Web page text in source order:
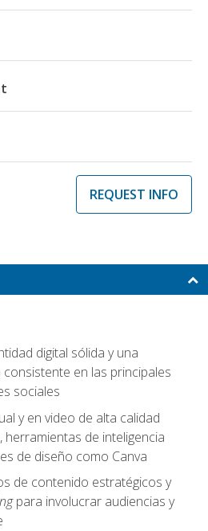
REQUEST INFO
digital sólida y una
en las principales
sociales
y en video de alta calidad
de inteligencia
de diseño como Canva
de contenido estratégicos y
para involucrar audiencias y